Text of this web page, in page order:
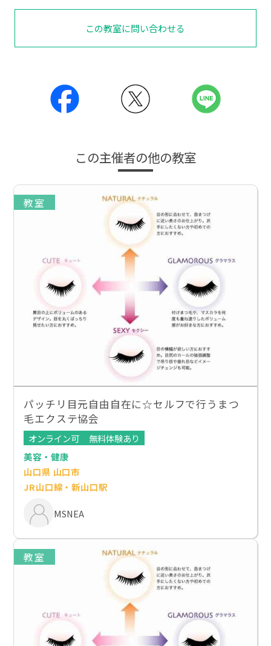
この教室に問い合わせる
この主催者の他の教室
教室
パッチリ目元自由自在に☆セルフで行うまつ
毛エクステ協会
オンライン可
無料体験あり
美容・健康
山口県 山口市
JR山口線・新山口駅
MSNEA
教室